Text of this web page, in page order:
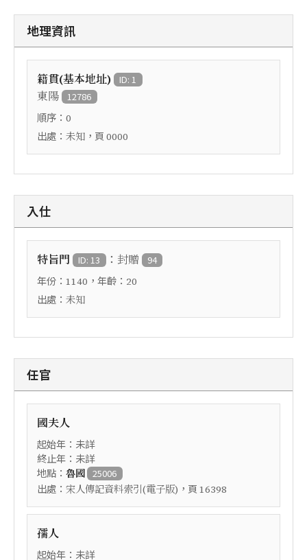
地理資訊
籍貫(基本地址) ID: 1
東陽 12786
順序： 0
出處： 未知 ，頁 0000
入仕
特旨門 ID: 13 ： 封贈 94
年份： 1140 ，年齡： 20
出處： 未知
任官
國夫人
起始年：未詳
終止年：未詳
地點： 魯國 25006
出處： 宋人傳記資料索引(電子版) ，頁 16398
孺人
起始年：未詳